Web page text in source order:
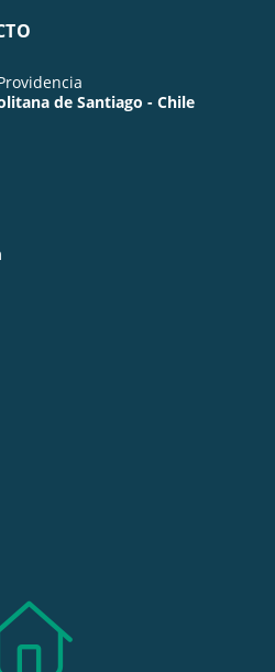
de Santiago - Chile